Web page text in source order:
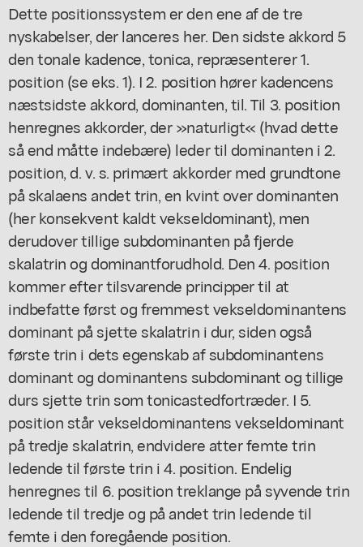
Dette positionssystem er den ene af de tre
nyskabelser, der lanceres her. Den sidste akkord 5
den tonale kadence, tonica, repræsenterer 1.
position (se eks. 1). I 2. position hører kadencens
næstsidste akkord, dominanten, til. Til 3. position
henregnes akkorder, der »naturligt« (hvad dette
så end måtte indebære) leder til dominanten i 2.
position, d. v. s. primært akkorder med grundtone
på skalaens andet trin, en kvint over dominanten
(her konsekvent kaldt vekseldominant), men
derudover tillige subdominanten på fjerde
skalatrin og dominantforudhold. Den 4. position
kommer efter tilsvarende principper til at
indbefatte først og fremmest vekseldominantens
dominant på sjette skalatrin i dur, siden også
første trin i dets egenskab af subdominantens
dominant og dominantens subdominant og tillige
durs sjette trin som tonicastedfortræder. I 5.
position står vekseldominantens vekseldominant
på tredje skalatrin, endvidere atter femte trin
ledende til første trin i 4. position. Endelig
henregnes til 6. position treklange på syvende trin
ledende til tredje og på andet trin ledende til
femte i den foregående position.